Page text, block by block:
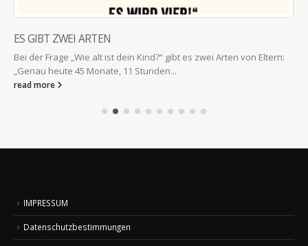
ES GIBT ZWEI ARTEN
Bei der Frage „Wie alt ist dein Kind?“ gibt es zwei Arten von Eltern:
„Genau heute 45 Monate, 11 Stunden...
read more
IMPRESSUM
Datenschutzbestimmungen